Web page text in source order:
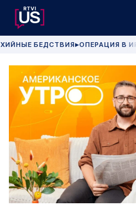
БЕДСТВИЯ▶ОПЕРАЦИЯ В